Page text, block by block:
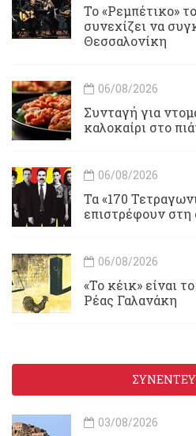
Το «Ρεμπέτικο»
συνεχίζει να
Θεσσαλονίκη
06/08/2026
Συνταγή για
καλοκαίρι στο
06/08/2026
Τα «170
επιστρέφουν στη
06/08/2026
«Το κέικ» είναι
Ρέας Γαλανάκη
03/08/2026